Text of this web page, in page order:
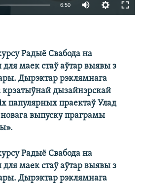
6:50
Радыё Свабода на
маек стаў аўтар выявы з
Дырэктар рэклямнага
крэатыўнай дызайнэрскай
папулярных праектаў Улад
выпуску праграмы
Радыё Свабода на
маек стаў аўтар выявы з
Дырэктар рэклямнага